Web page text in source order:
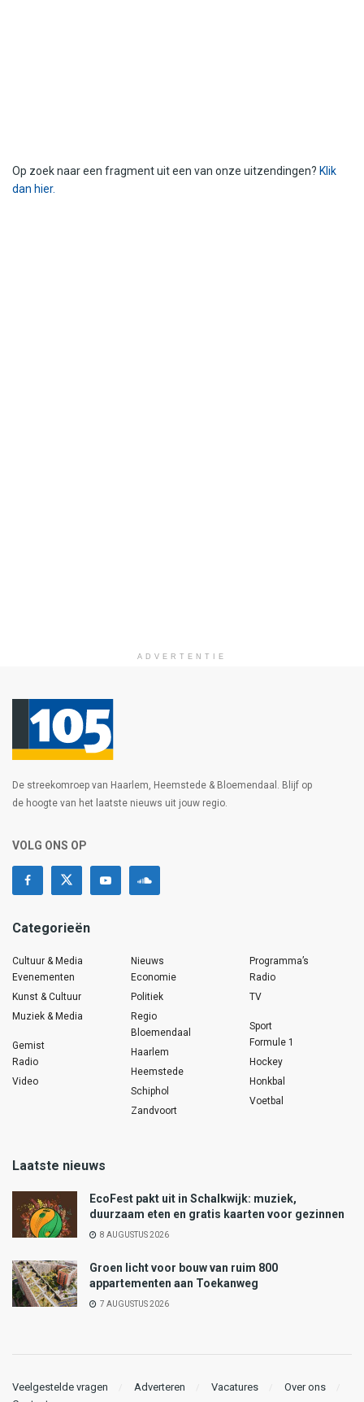
Op zoek naar een fragment uit een van onze uitzendingen? Klik
dan hier.
ADVERTENTIE
De streekomroep van Haarlem, Heemstede & Bloemendaal. Blijf op
de hoogte van het laatste nieuws uit jouw regio.
VOLG ONS OP
Categorieën
Cultuur & Media
Evenementen
Kunst & Cultuur
Muziek & Media
Gemist
Radio
Video
Nieuws
Economie
Politiek
Regio
Bloemendaal
Haarlem
Heemstede
Schiphol
Zandvoort
Programma’s
Radio
TV
Sport
Formule 1
Hockey
Honkbal
Voetbal
Laatste nieuws
EcoFest pakt uit in Schalkwijk: muziek,
duurzaam eten en gratis kaarten voor gezinnen
8 AUGUSTUS 2026
Groen licht voor bouw van ruim 800
appartementen aan Toekanweg
7 AUGUSTUS 2026
Veelgestelde vragen Adverteren Vacatures
Over ons